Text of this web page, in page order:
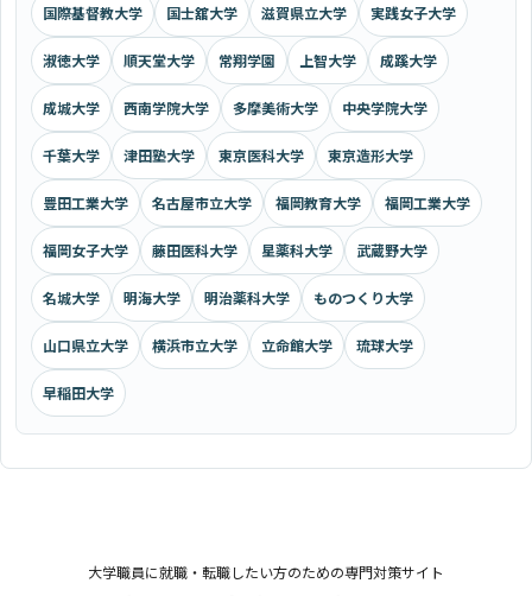
国際基督教大学 国士舘大学 滋賀県立大学 実践女子大学
淑徳大学 順天堂大学 常翔学園 上智大学 成蹊大学
成城大学 西南学院大学 多摩美術大学 中央学院大学
千葉大学 津田塾大学 東京医科大学 東京造形大学
豊田工業大学 名古屋市立大学 福岡教育大学 福岡工業大学
福岡女子大学 藤田医科大学 星薬科大学 武蔵野大学
名城大学 明海大学 明治薬科大学 ものつくり大学
山口県立大学 横浜市立大学 立命館大学 琉球大学
早稲田大学
大学職員に就職・転職したい方のための専門対策サイト